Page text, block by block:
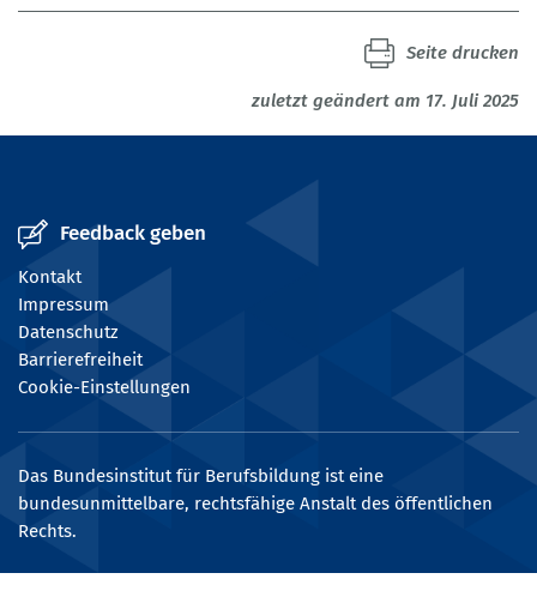
zuletzt geändert am 17. Juli 2025
Seite drucken
Feedback geben
Kontakt
Impressum
Datenschutz
Barrierefreiheit
Cookie-Einstellungen
Das Bundesinstitut für Berufsbildung ist eine
bundesunmittelbare, rechtsfähige Anstalt des öffentlichen
Rechts.